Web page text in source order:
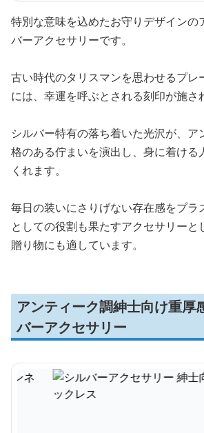
特別な意味を込めたお守りデザインの
バーアクセサリーです。
古い時代のタリスマンを思わせるプレ
には、幸運を呼ぶとされる刻印が施さ
シルバー特有の落ち着いた光沢が、ア
格のある佇まいを演出し、身に着ける
くれます。
毎日の装いにさりげない存在感をプラ
としての役割も果たすアクセサリーと
贈り物にも適しています。
アンティーク調紳士向け重厚
バーアクセサリー